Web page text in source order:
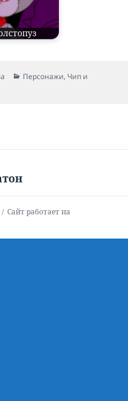
Рубрики
Персонажи, Чип и
Сайт работает на